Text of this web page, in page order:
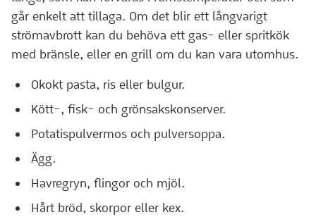
går enkelt att tillaga. Om det blir ett långvarigt
strömavbrott kan du behöva ett gas- eller spritkök
med bränsle, eller en grill om du kan vara utomhus.
Okokt pasta, ris eller bulgur.
Kött-, fisk- och grönsakskonserver.
Potatispulvermos och pulversoppa.
Ägg.
Havregryn, flingor och mjöl.
Hårt bröd, skorpor eller kex.